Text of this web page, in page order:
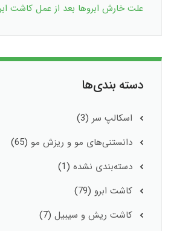
علت خارش ابروها بعد از عمل کاشت
دسته بندی‌ها
اسکالپ سر (3)
دانستنی‌های مو و ریزش مو (65)
دسته‌بندی نشده (1)
کاشت ابرو (79)
کاشت ریش و سیبیل (7)